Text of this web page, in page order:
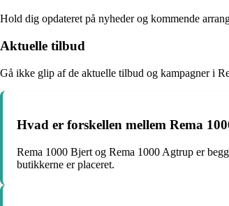
Hold dig opdateret på nyheder og kommende
Aktuelle tilbud
Gå ikke glip af de aktuelle tilbud og kampagner i
Hvad er forskellen mellem Rema
Rema 1000 Bjert og Rema 1000 Agtrup er
butikkerne er placeret.